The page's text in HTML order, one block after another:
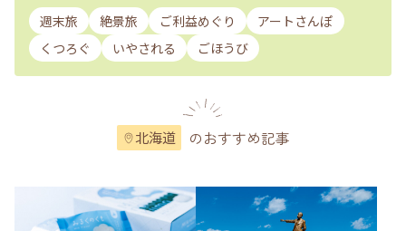
週末旅 絶景旅 ご利益めぐり
アートさんぽ
くつろぐ
いやされる ごほうび
北海道 のおすすめ記事